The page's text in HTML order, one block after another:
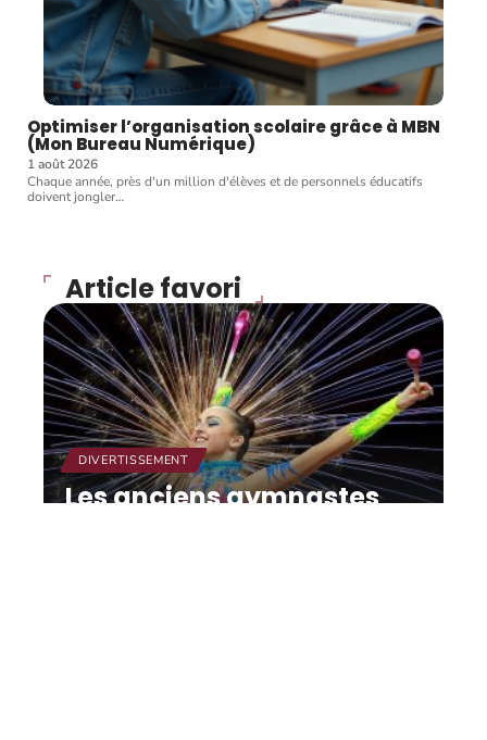
Optimiser l’organisation scolaire grâce à MBN
(Mon Bureau Numérique)
1 août 2026
Chaque année, près d'un million d'élèves et de personnels éducatifs
doivent jongler…
Article favori
DIVERTISSEMENT
Les anciens gymnastes